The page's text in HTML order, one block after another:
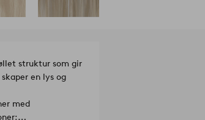
struktur som gir
en lys og
med